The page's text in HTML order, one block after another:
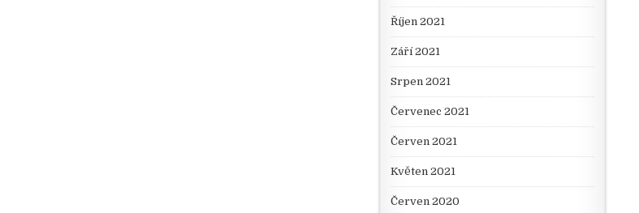
Říjen 2021
Září 2021
Srpen 2021
Červenec 2021
Červen 2021
Květen 2021
Červen 2020